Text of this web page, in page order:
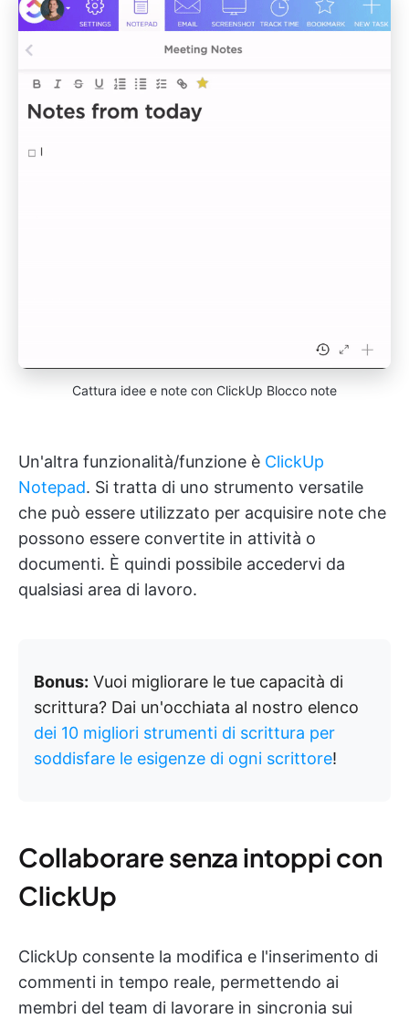
Cattura idee e note con ClickUp Blocco note
Un'altra funzionalità/funzione è ClickUp
Notepad. Si tratta di uno strumento versatile
che può essere utilizzato per acquisire note che
possono essere convertite in attività o
documenti. È quindi possibile accedervi da
qualsiasi area di lavoro.
Bonus: Vuoi migliorare le tue capacità di
scrittura? Dai un'occhiata al nostro elenco
dei 10 migliori strumenti di scrittura per
soddisfare le esigenze di ogni scrittore!
Collaborare senza intoppi con
ClickUp
ClickUp consente la modifica e l'inserimento di
commenti in tempo reale, permettendo ai
membri del team di lavorare in sincronia sui